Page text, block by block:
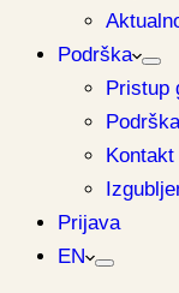
Podrška
Pristup
Podrška
Kontakt
Prijava
EN